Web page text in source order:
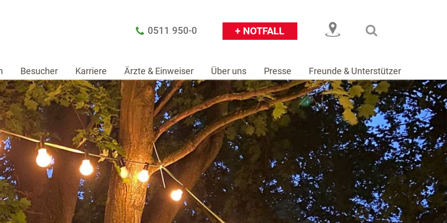
0511 950-0 + NOTFALL
Besucher Karriere Ärzte & Einweiser Über uns Presse Freunde & Unterstützer
Patienten Besucher Karriere Ärzte & Einweiser Über uns Freunde & Unterstützer